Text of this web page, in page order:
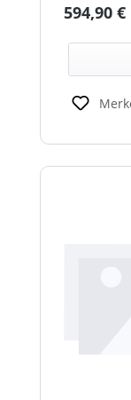
schlechten
594,90 €